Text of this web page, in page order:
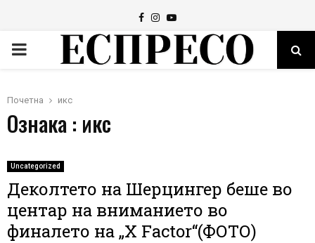
Facebook
Instagram
Youtube
PRIMARY
Почетна икс
Ознака : икс
Uncategorized
Деколтето на Шерцингер беше во
центар на вниманието во
финалето на „X Factor“(ФОТО)